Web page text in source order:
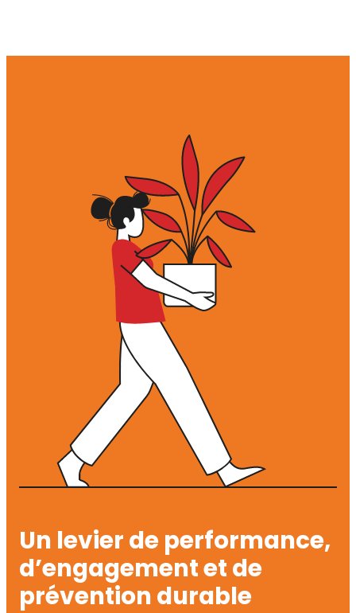
Un levier de performance,
d’engagement et de
prévention durable